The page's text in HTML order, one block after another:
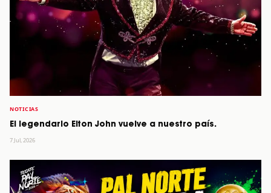
NOTICIAS
El legendario Elton John vuelve a nuestro país.
7 Jul, 2026